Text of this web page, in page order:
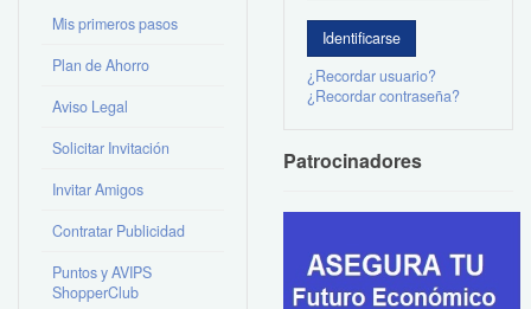
Mis primeros pasos
Plan de Ahorro
Aviso Legal
Solicitar Invitación
Invitar Amigos
Contratar Publicidad
Puntos y AVIPS
ShopperClub
¿Recordar usuario?
¿Recordar contraseña?
Patrocinadores